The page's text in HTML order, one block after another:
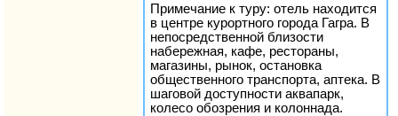
Примечание к туру: отель находится
в центре курортного города Гагра. В
непосредственной близости
набережная, кафе, рестораны,
магазины, рынок, остановка
общественного транспорта, аптека. В
шаговой доступности аквапарк,
колесо обозрения и колоннада.